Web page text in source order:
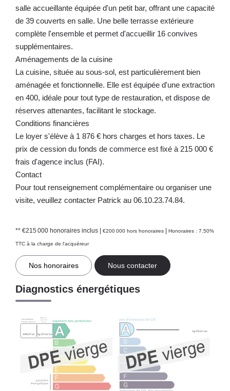
salle accueillante équipée d'un petit bar, offrant une capacité
de 39 couverts en salle. Une belle terrasse extérieure
complète l'ensemble et permet d'accueillir 16 convives
supplémentaires.
Aménagements de la cuisine
La cuisine, située au sous-sol, est particulièrement bien
aménagée et fonctionnelle. Elle est équipée d'une extraction
en 400, idéale pour tout type de restauration, et dispose de
réserves attenantes, facilitant le stockage.
Conditions financières
Le loyer s'élève à 1 876 € hors charges et hors taxes. Le
prix de cession du fonds de commerce est fixé à 215 000 €
frais d'agence inclus (FAI).
Contact
Pour tout renseignement complémentaire ou organiser une
visite, veuillez contacter Patrick au 06.10.23.74.84.
** €215 000 honoraires inclus | €200 000 hors honoraires | Honoraires : 7.50%
TTC à la charge de l'acquéreur
Nos honoraires Nous contacter
Diagnostics énergétiques